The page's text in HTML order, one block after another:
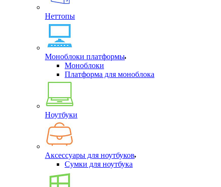
Неттопы
Моноблоки платформы
Моноблоки
Платформа для моноблока
Ноутбуки
Аксессуары для ноутбуков
Сумки для ноутбука